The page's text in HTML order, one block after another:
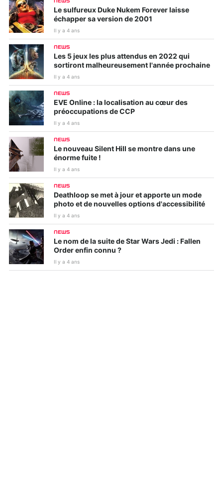
Le sulfureux Duke Nukem Forever laisse
échapper sa version de 2001
Il y a 4 ans
NEWS
Les 5 jeux les plus attendus en 2022 qui
sortiront malheureusement l'année prochaine
Il y a 4 ans
NEWS
EVE Online : la localisation au cœur des
préoccupations de CCP
Il y a 4 ans
NEWS
Le nouveau Silent Hill se montre dans une
énorme fuite !
Il y a 4 ans
NEWS
Deathloop se met à jour et apporte un mode
photo et de nouvelles options d'accessibilité
Il y a 4 ans
NEWS
Le nom de la suite de Star Wars Jedi : Fallen
Order enfin connu ?
Il y a 4 ans